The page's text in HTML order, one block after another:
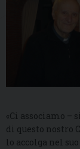
«Ci associamo –
di questo nostro
lo accolga nel